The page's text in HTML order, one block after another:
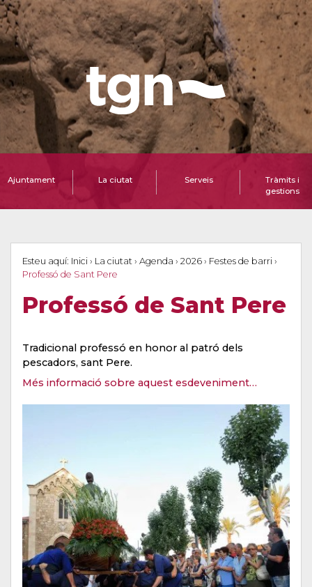
Ajuntament La ciutat Serveis
Tràmits i
gestions
Esteu aquí: Inici › La ciutat › Agenda › 2026 › Festes de barri ›
Professó de Sant Pere
Professó de Sant Pere
Tradicional professó en honor al patró dels
pescadors, sant Pere.
Més informació sobre aquest esdeveniment…